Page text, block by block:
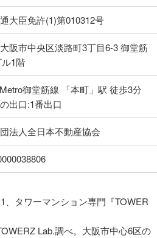
大臣免許(1)第010312号
阪市中央区淡路町3丁目6-3 御堂筋
1階
御堂筋線 「本町」駅 徒歩3分
出口:1番出口
法人全日本不動産協会
、タワーマンション専門『TOWER
Lab.調べ。大阪市中心6区の